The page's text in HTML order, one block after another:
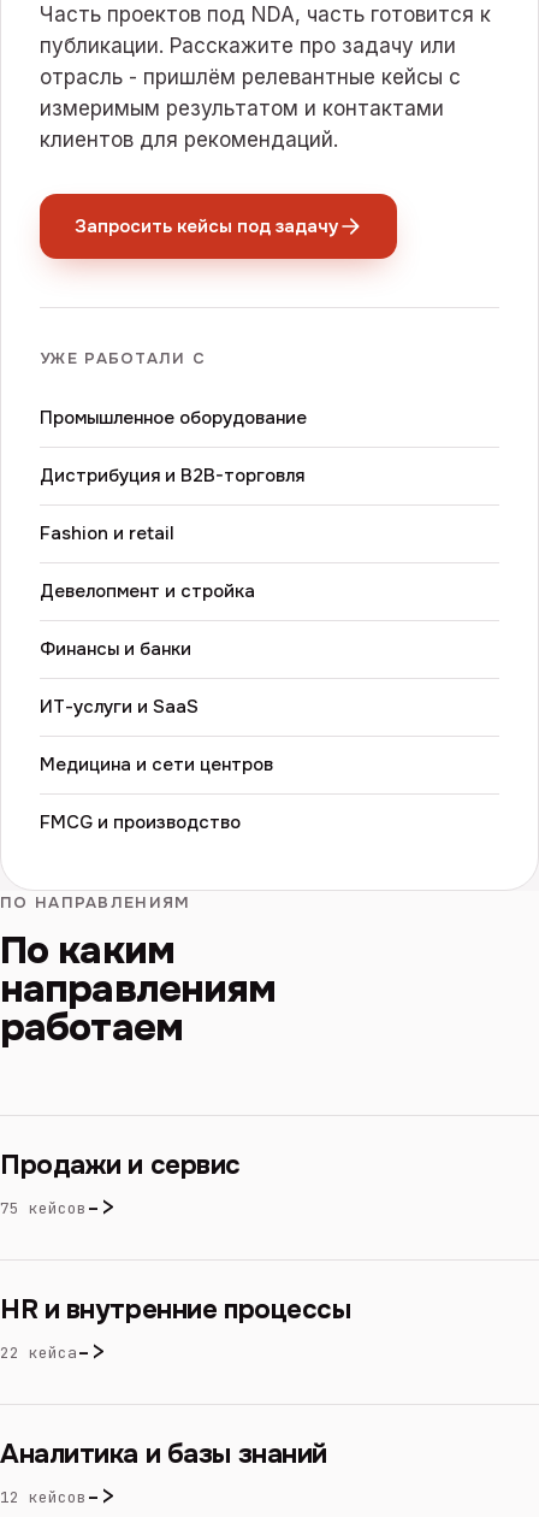
Часть проектов под NDA, часть готовится к
публикации. Расскажите про задачу или
отрасль - пришлём релевантные кейсы с
измеримым результатом и контактами
клиентов для рекомендаций.
Запросить кейсы под задачу
УЖЕ РАБОТАЛИ С
Промышленное оборудование
Дистрибуция и B2B-торговля
Fashion и retail
Девелопмент и стройка
Финансы и банки
ИТ-услуги и SaaS
Медицина и сети центров
FMCG и производство
ПО НАПРАВЛЕНИЯМ
По каким
направлениям
работаем
Продажи и сервис
75 кейсов ->
HR и внутренние процессы
22 кейса->
Аналитика и базы знаний
12 кейсов ->